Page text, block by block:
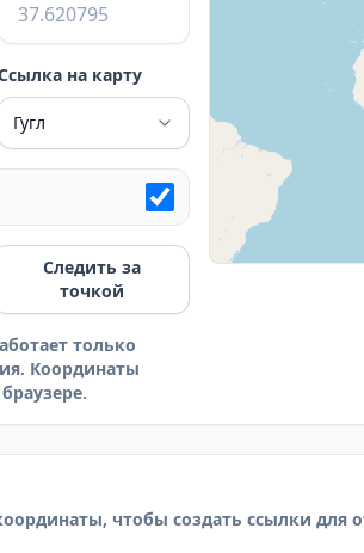
на карту
Следить за
точкой
только
Координаты
чтобы создать ссылки для